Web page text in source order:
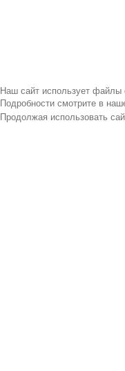
Наш сайт использует файлы
Подробности смотрите в
Продолжая использовать